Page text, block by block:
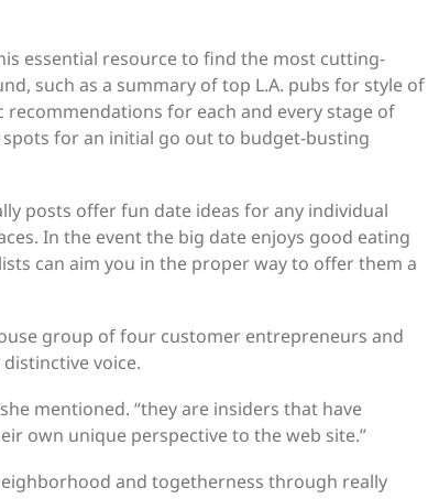
essential resource to find the most cutting-
such as a summary of top L.A. pubs for style of
recommendations for each and every stage of
spots for an initial go out to budget-busting
posts offer fun date ideas for any individual
In the event the big date enjoys good eating
can aim you in the proper way to offer them a
group of four customer entrepreneurs and
voice.
mentioned. “they are insiders that have
own unique perspective to the web site.”
and togetherness through really